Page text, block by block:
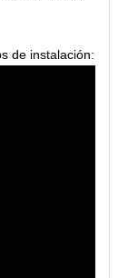
de instalación: